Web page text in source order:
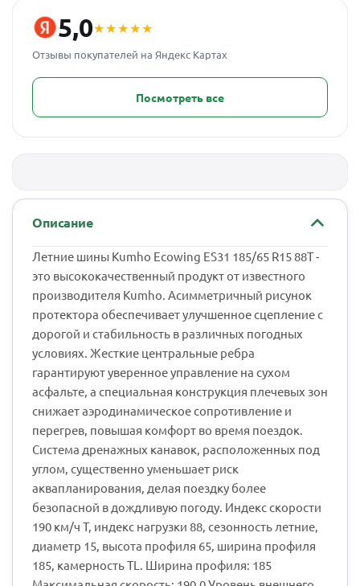
5,0★★★★★
Отзывы покупателей на Яндекс Картах
Посмотреть все
Описание
Летние шины Kumho Ecowing ES31 185/65 R15 88T -
это высококачественный продукт от известного
производителя Kumho. Асимметричный рисунок
протектора обеспечивает улучшенное сцепление с
дорогой и стабильность в различных погодных
условиях. Жесткие центральные ребра
гарантируют уверенное управление на сухом
асфальте, а специальная конструкция плечевых зон
снижает аэродинамическое сопротивление и
перегрев, повышая комфорт во время поездок.
Система дренажных канавок, расположенных под
углом, существенно уменьшает риск
аквапланирования, делая поездку более
безопасной в дождливую погоду. Индекс скорости
190 км/ч T, индекс нагрузки 88, сезонность летние,
диаметр 15, высота профиля 65, ширина профиля
185, камерность TL. Ширина профиля: 185